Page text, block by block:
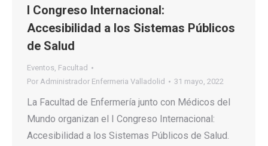
I Congreso Internacional:
Accesibilidad a los Sistemas Públicos
de Salud
Eventos, Facultad
Por Administrador Enfermeria Valladolid 31 mayo, 2022
La Facultad de Enfermería junto con Médicos del
Mundo organizan el I Congreso Internacional:
Accesibilidad a los Sistemas Públicos de Salud.